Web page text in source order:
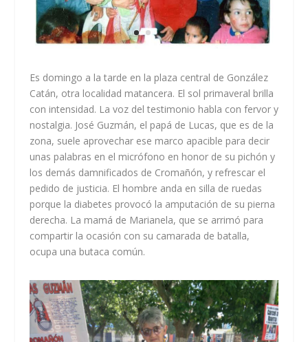
Es domingo a la tarde en la plaza central de González
Catán, otra localidad matancera. El sol primaveral brilla
con intensidad. La voz del testimonio habla con fervor y
nostalgia. José Guzmán, el papá de Lucas, que es de la
zona, suele aprovechar ese marco apacible para decir
unas palabras en el micrófono en honor de su pichón y
los demás damnificados de Cromañón, y refrescar el
pedido de justicia. El hombre anda en silla de ruedas
porque la diabetes provocó la amputación de su pierna
derecha. La mamá de Marianela, que se arrimó para
compartir la ocasión con su camarada de batalla,
ocupa una butaca común.